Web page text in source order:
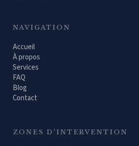
NAVIGATION
Accueil
À propos
Services
FAQ
Blog
Contact
ZONES D'INTERVENTION